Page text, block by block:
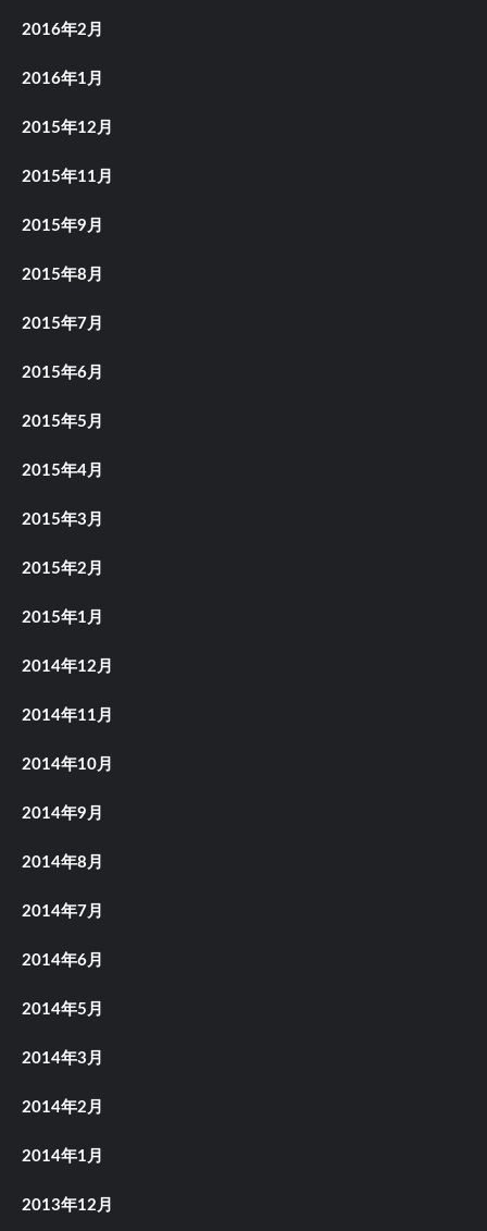
2016年2月
2016年1月
2015年12月
2015年11月
2015年9月
2015年8月
2015年7月
2015年6月
2015年5月
2015年4月
2015年3月
2015年2月
2015年1月
2014年12月
2014年11月
2014年10月
2014年9月
2014年8月
2014年7月
2014年6月
2014年5月
2014年3月
2014年2月
2014年1月
2013年12月